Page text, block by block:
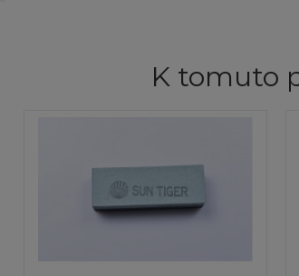
K tomuto